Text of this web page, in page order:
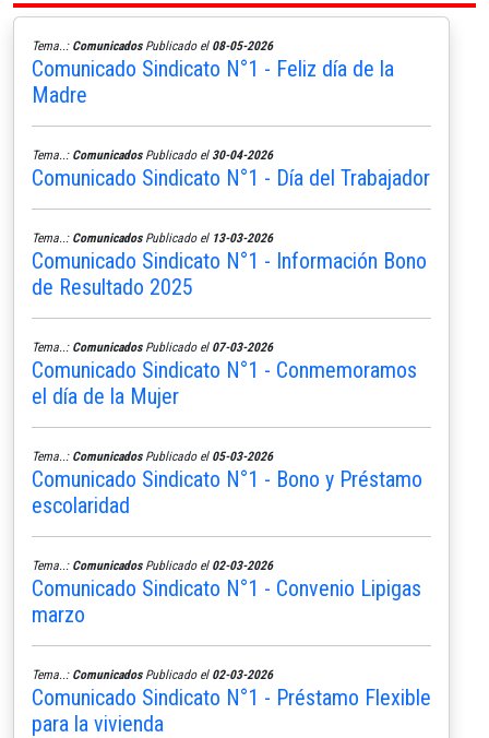
Tema..: ComunicadosPublicado el 08-05-2026
Comunicado Sindicato N°1 - Feliz día de la
Madre
Tema..: ComunicadosPublicado el 30-04-2026
Comunicado Sindicato N°1 - Día del Trabajador
Tema..: ComunicadosPublicado el 13-03-2026
Comunicado Sindicato N°1 - Información Bono
de Resultado 2025
Tema..: ComunicadosPublicado el 07-03-2026
Comunicado Sindicato N°1 - Conmemoramos
el día de la Mujer
Tema..: ComunicadosPublicado el 05-03-2026
Comunicado Sindicato N°1 - Bono y Préstamo
escolaridad
Tema..: ComunicadosPublicado el 02-03-2026
Comunicado Sindicato N°1 - Convenio Lipigas
marzo
Tema..: ComunicadosPublicado el 02-03-2026
Comunicado Sindicato N°1 - Préstamo Flexible
para la vivienda